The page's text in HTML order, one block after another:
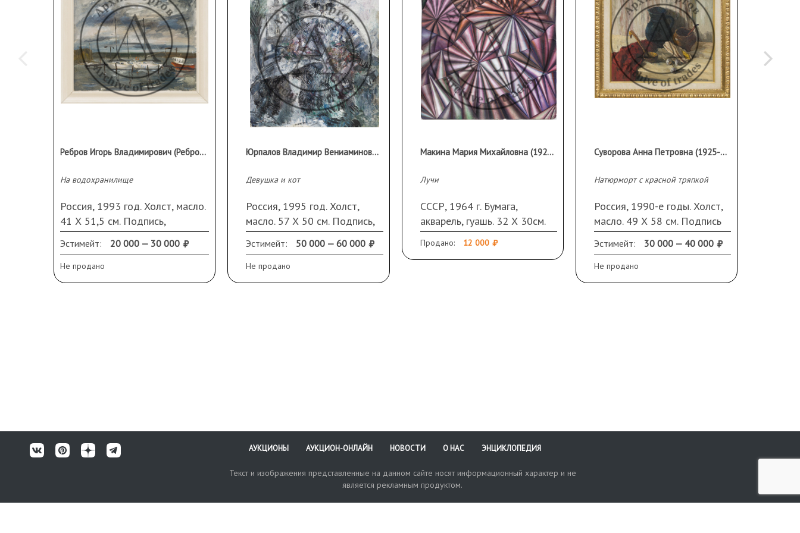
Ребров Игорь Владимирович (Ребров И. В.)
На водохранилище
Россия, 1993 год. Холст, масло.
41 Х 51,5 см. Подпись,
название и дата на обороте.
Оформлена в раму
Эстимейт: 20 000 — 30 000
Не продано
Юрпалов Владимир Вениаминович (1954 г.р.)
Девушка и кот
Россия, 1995 год. Холст,
масло. 57 Х 50 см. Подпись,
название и дата на обороте.
В раме
Эстимейт: 50 000 — 60 000
Не продано
Макина Мария Михайловна (1920-2005)
Лучи
СССР, 1964 г. Бумага,
акварель, гуашь. 32 Х 30см.
Повреждения по краям,
сгибы.
Продано: 12 000
Суворова Анна Петровна (1925-2007)
Натюрморт с красной тряпкой
Россия, 1990-е годы. Холст,
масло. 49 Х 58 см. Подпись
справа внизу. В раме, под
стеклом.
Эстимейт: 30 000 — 40 000
Не продано
АУКЦИОНЫ АУКЦИОН-ОНЛАЙН НОВОСТИ О НАС ЭНЦИКЛОПЕДИЯ
Текст и изображения представленные на данном сайте носят информационный характер и не
является рекламным продуктом.